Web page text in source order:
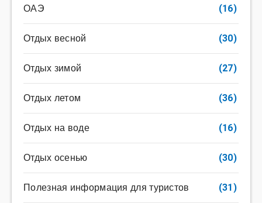
ОАЭ (16)
Отдых весной (30)
Отдых зимой (27)
Отдых летом (36)
Отдых на воде (16)
Отдых осенью (30)
Полезная информация для туристов (31)